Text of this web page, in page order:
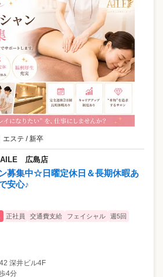
エステ / 新卒
AILE 広島店
募集中☆日曜定休日＆長期休暇あ
安心♪
正社員 交通費支給 フェイシャル
週5回
深井ビル4F
4分